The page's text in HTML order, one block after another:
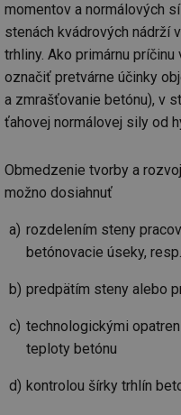
momentov a normálových
stenách kvádrových nádrží
trhliny. Ako primárnu
označiť pretvárne účinky
a zmrašťovanie betónu), v
ťahovej normálovej sily od
Obmedzenie tvorby a
možno dosiahnuť
rozdelením steny
betónovacie úseky,
predpätím steny alebo
technologickými
teploty betónu
kontrolou šírky trhlín